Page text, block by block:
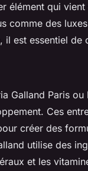
élément qui vient
comme des
il est essentiel de
Galland Paris ou
Ces
créer des
utilise des
et les